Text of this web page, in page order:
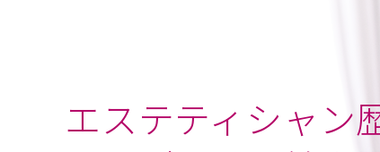
エステティシャン